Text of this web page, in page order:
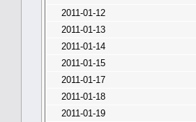
2011-01-12
2011-01-13
2011-01-14
2011-01-15
2011-01-17
2011-01-18
2011-01-19